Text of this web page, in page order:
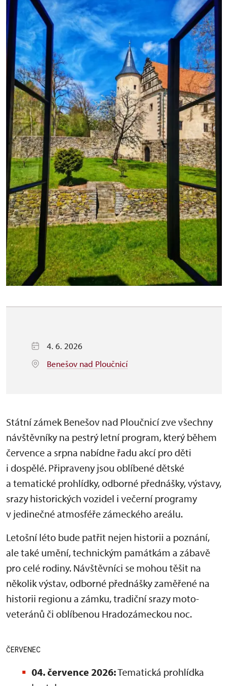
4. 6. 2026
Benešov nad Ploučnicí
Státní zámek Benešov nad Ploučnicí zve všechny
návštěvníky na pestrý letní program, který během
července a srpna nabídne řadu akcí pro děti
i dospělé. Připraveny jsou oblíbené dětské
a tematické prohlídky, odborné přednášky, výstavy,
srazy historických vozidel i večerní programy
v jedinečné atmosféře zámeckého areálu.
Letošní léto bude patřit nejen historii a poznání,
ale také umění, technickým památkám a zábavě
pro celé rodiny. Návštěvníci se mohou těšit na
několik výstav, odborné přednášky zaměřené na
historii regionu a zámku, tradiční srazy moto-
veteránů či oblíbenou Hradozámeckou noc.
ČERVENEC
04. července 2026:Tematická prohlídka